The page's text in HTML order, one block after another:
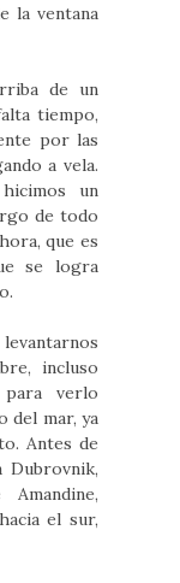
la ventana
de un
tiempo,
por las
a vela.
un
de todo
que es
se logra
incluso
verlo
del mar, ya
Antes de
Dubrovnik,
el sur,